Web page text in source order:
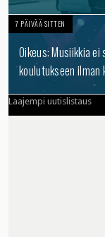
7 PÄIVÄÄ SITTEN
Oikeus: Musiikkia
koulutukseen ilman
Laajempi uutislistaus